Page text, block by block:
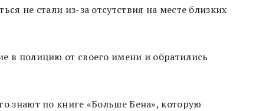
не стали из-за отсутствия на месте близких
в полицию от своего имени и обратились
знают по книге «Больше Бена», которую